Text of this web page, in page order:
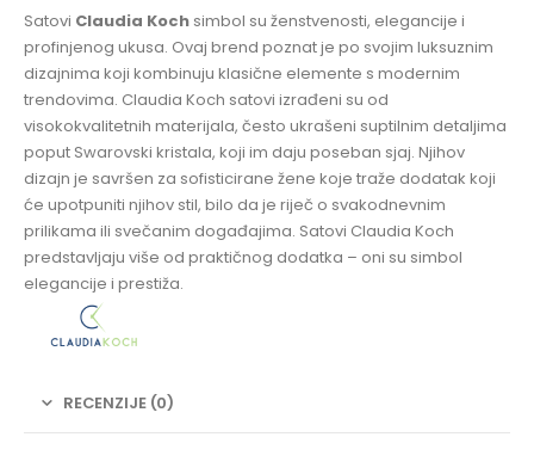
Satovi Claudia Koch simbol su ženstvenosti, elegancije i
profinjenog ukusa. Ovaj brend poznat je po svojim luksuznim
dizajnima koji kombinuju klasične elemente s modernim
trendovima. Claudia Koch satovi izrađeni su od
visokokvalitetnih materijala, često ukrašeni suptilnim detaljima
poput Swarovski kristala, koji im daju poseban sjaj. Njihov
dizajn je savršen za sofisticirane žene koje traže dodatak koji
će upotpuniti njihov stil, bilo da je riječ o svakodnevnim
prilikama ili svečanim događajima. Satovi Claudia Koch
predstavljaju više od praktičnog dodatka – oni su simbol
elegancije i prestiža.
RECENZIJE (0)